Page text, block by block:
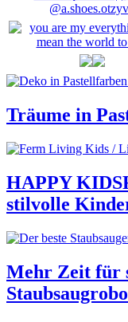
Träume in
HAPPY
stilvolle
Mehr Zeit für